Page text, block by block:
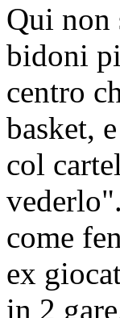
Qui non
bidoni
centro
basket,
col
come
ex
in 2